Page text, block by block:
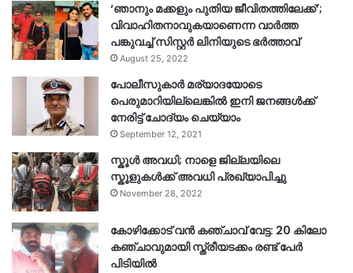
‘ഞാനും മക്കളും പുതിയ ജീവിതത്തിലേക്ക്’;
വിവാഹിതനാവുകയാണെന്ന വാർത്ത
പങ്കുവച്ച് സിസ്റ്റർ ലിനിയുടെ ഭർത്താവ്
August 25, 2022
പോലീസുകാര്‍ മര്യാദയോടെ
പെരുമാറിയില്ലെങ്കില്‍ ഇനി ജനങ്ങള്‍ക്ക്
നേരിട്ട് ചോദ്യം ചെയ്യാം
September 12, 2021
സ്കൂൾ അവധി; നാളെ ജില്ലയിലെ
സ്കൂളുകൾക്ക് അവധി പ്രഖ്യാപിച്ചു
November 28, 2022
കോഴിക്കോട് വൻ കഞ്ചാവ് വേട്ട: 20 കിലോ
കഞ്ചാവുമായി സ്ത്രീയടക്കം രണ്ട് പേർ
പിടിയിൽ